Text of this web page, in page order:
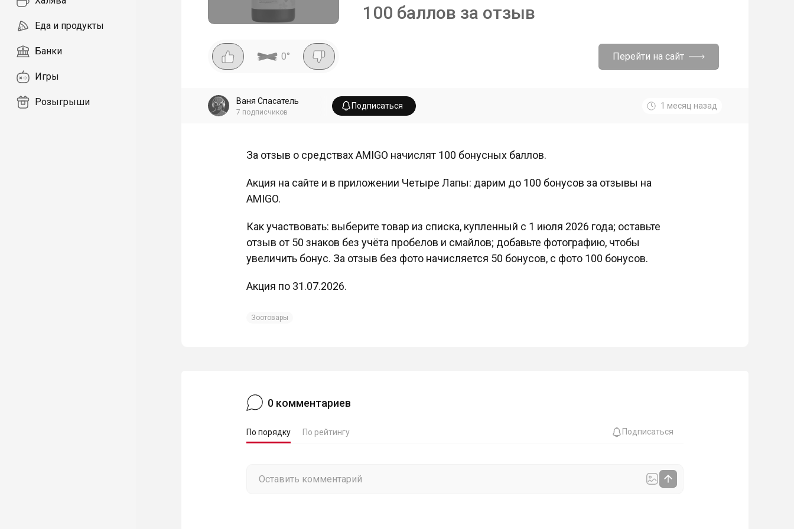
Еда и продукты
Банки
Игры
Розыгрыши
100 баллов за отзыв
0° Перейти на сайт
Ваня Спасатель
7 подписчиков
Подписаться 1 месяц назад
За отзыв о средствах AMIGO начислят 100 бонусных баллов.
Акция на сайте и в приложении Четыре Лапы: дарим до 100 бонусов за отзывы на
AMIGO.
Как участвовать: выберите товар из списка, купленный с 1 июля 2026 года; оставьте
отзыв от 50 знаков без учёта пробелов и смайлов; добавьте фотографию, чтобы
увеличить бонус. За отзыв без фото начисляется 50 бонусов, с фото 100 бонусов.
Акция по 31.07.2026.
Зоотовары
0 комментариев
По порядку По рейтингу Подписаться